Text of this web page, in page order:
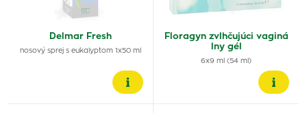
Delmar Fresh
nosový sprej s eukalyptom 1x50 ml
Floragyn zvlhčujúci vaginá
lny gél
6x9 ml (54 ml)